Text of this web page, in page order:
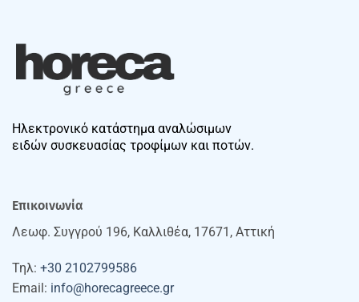
Ηλεκτρονικό κατάστημα αναλώσιμων
ειδών συσκευασίας τροφίμων και ποτών.
Επικοινωνία
Λεωφ. Συγγρού 196, Καλλιθέα, 17671, Αττική
Τηλ: +30 2102799586
Email: info@horecagreece.gr